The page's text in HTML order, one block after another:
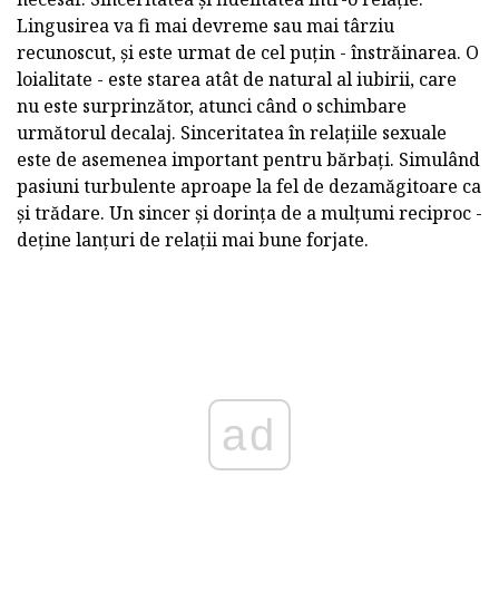
Lingusirea va fi mai devreme sau mai târziu
recunoscut, și este urmat de cel puțin - înstrăinarea. O
loialitate - este starea atât de natural al iubirii, care
nu este surprinzător, atunci când o schimbare
următorul decalaj. Sinceritatea în relațiile sexuale
este de asemenea important pentru bărbați. Simulând
pasiuni turbulente aproape la fel de dezamăgitoare ca
și trădare. Un sincer și dorința de a mulțumi reciproc -
deține lanțuri de relații mai bune forjate.
ad